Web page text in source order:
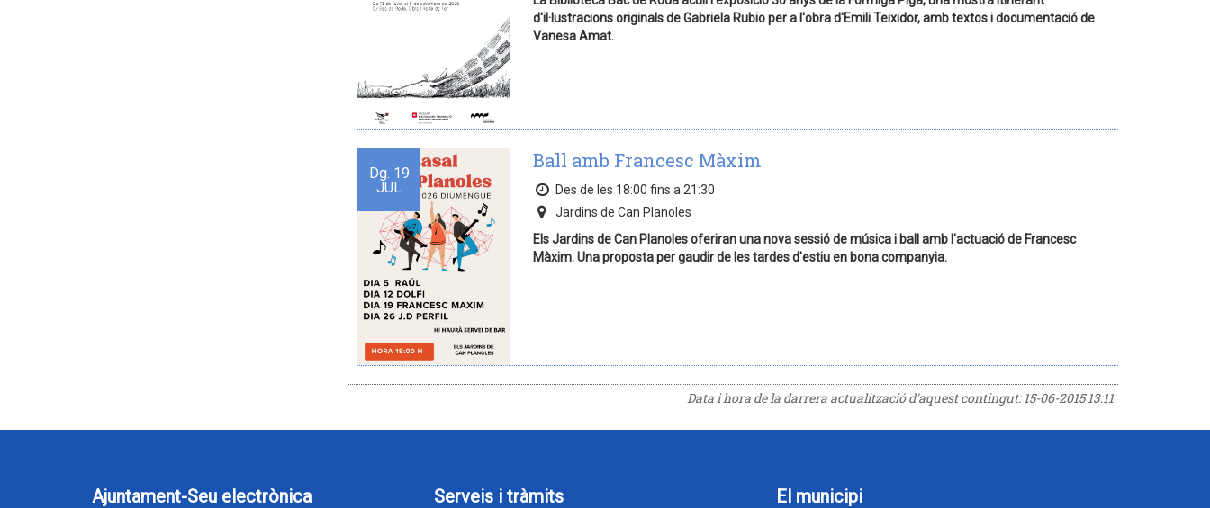
d'il·lustracions originals de Gabriela Rubio per a l'obra d'Emili Teixidor, amb textos i documentació de
Vanesa Amat.
Dg. 19
JUL
Ball amb Francesc Màxim
Des de les 18:00 fins a 21:30
Jardins de Can Planoles
Els Jardins de Can Planoles oferiran una nova sessió de música i ball amb l'actuació de Francesc
Màxim. Una proposta per gaudir de les tardes d'estiu en bona companyia.
Data i hora de la darrera actualització d'aquest contingut:15-06-2015 13:11
Ajuntament-Seu electrònica Serveis i tràmits El municipi